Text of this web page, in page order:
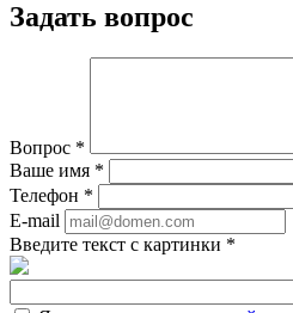
Задать вопрос
Вопрос *
Ваше имя *
Телефон *
E-mail
Введите текст с картинки *